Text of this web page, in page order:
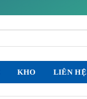
KHO LIÊN HỆ